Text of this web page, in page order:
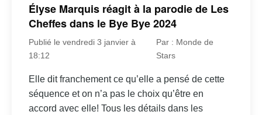
Élyse Marquis réagit à la parodie de Les
Cheffes dans le Bye Bye 2024
Publié le vendredi 3 janvier à
18:12
Par : Monde de
Stars
Elle dit franchement ce qu’elle a pensé de cette
séquence et on n’a pas le choix qu’être en
accord avec elle! Tous les détails dans les